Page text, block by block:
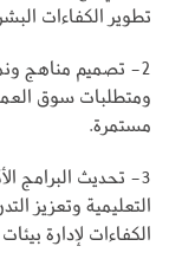
تطوير الكفاءات
2- تصميم مناهج
ومتطلبات سوق
مستمرة.
3- تحديث البرامج
التعليمية وتعزيز
الكفاءات لإدارة